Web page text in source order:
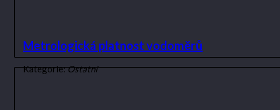
Metrologická platnost vodoměrů
Kategorie:Ostatní